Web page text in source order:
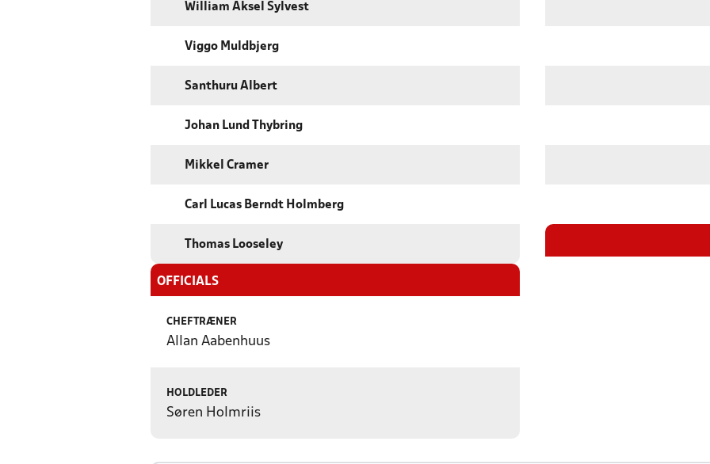
William Aksel Sylvest
Viggo Muldbjerg
Santhuru Albert
Johan Lund Thybring
Mikkel Cramer
Carl Lucas Berndt Holmberg
Thomas Looseley
OFFICIALS
CHEFTRÆNER
Allan Aabenhuus
HOLDLEDER
Søren Holmriis